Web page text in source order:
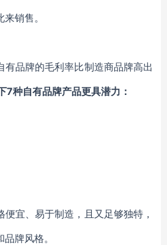
销售。
有品牌的毛利率比制造商品牌高出
7种自有品牌产品更具潜力：
宜、易于制造，且又足够独特，
牌风格。